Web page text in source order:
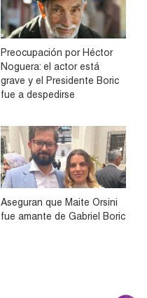
Preocupación por Héctor
Noguera: el actor está
grave y el Presidente Boric
fue a despedirse
Aseguran que Maite Orsini
fue amante de Gabriel Boric